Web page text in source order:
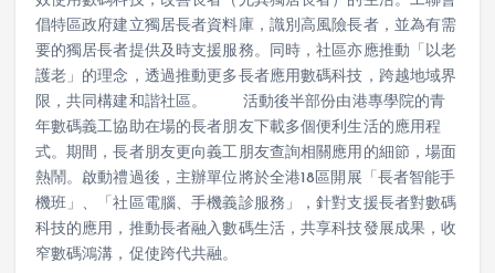
效使用數碼科技，改善長者（尤其獨居長者）的生活。工聯會
倡特區政府建立獨居長者資料庫，識別高風險長者，並為有需
要的獨居長者提供及時支援服務。同時，社區亦應推動「以老
護老」的理念，透過推動更多長者應用數碼科技，跨越地域界
限，共同構建和諧社區。 活動後半部份由港專學院的青
年數碼義工協助在場的長者朋友下載多個便利生活的應用程
式。期間，長者朋友更向義工朋友查詢相關應用的細節，場面
熱鬧。啟動禮過後，主辦單位將於全港18區開展「長者智能手
機班」、「社區電腦、手機義診服務」，針對支援長者對數碼
科技的應用，推動長者融入數碼生活，共享科技發展成果，收
窄數碼鴻溝，促使跨代共融。